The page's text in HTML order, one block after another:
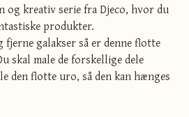
og kreativ serie fra Djeco, hvor du
produkter.
fjerne galakser så er denne flotte
skal male de forskellige dele
den flotte uro, så den kan hænges